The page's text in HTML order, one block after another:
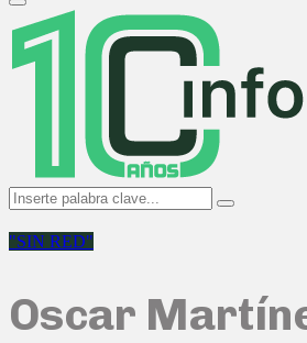
Primary
Menu
Search
for:
Search
"SIN RED"
Oscar